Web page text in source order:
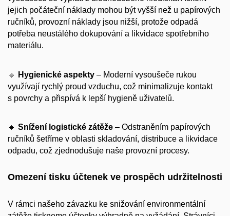
jejich počáteční náklady mohou být vyšší než u papírových
ručníků, provozní náklady jsou nižší, protože odpadá
potřeba neustálého dokupování a likvidace spotřebního
materiálu.
🔹 Hygienické aspekty – Moderní vysoušeče rukou
využívají rychlý proud vzduchu, což minimalizuje kontakt
s povrchy a přispívá k lepší hygieně uživatelů.
🔹 Snížení logistické zátěže – Odstraněním papírových
ručníků šetříme v oblasti skladování, distribuce a likvidace
odpadu, což zjednodušuje naše provozní procesy.
Omezení tisku účtenek ve prospěch udržitelnosti
V rámci našeho závazku ke snižování environmentální